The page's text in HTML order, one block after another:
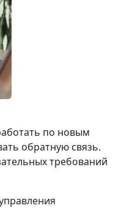
по новым
обратную связь.
требований